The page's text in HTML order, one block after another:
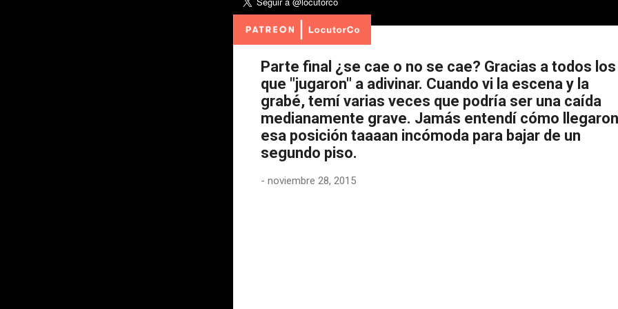
Parte final ¿se cae o no se cae? Gracias a todos los
que "jugaron" a adivinar. Cuando vi la escena y la
grabé, temí varias veces que podría ser una caída
medianamente grave. Jamás entendí cómo
esa posición taaaan incómoda para bajar de un
segundo piso.
- noviembre 28, 2015